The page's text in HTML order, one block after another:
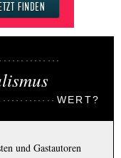
WERT?
und Gastautoren